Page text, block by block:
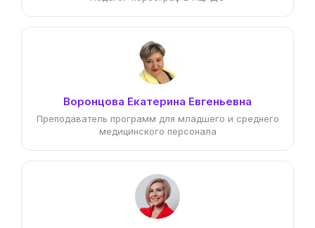
Воронцова Екатерина Евгеньевна
Преподаватель программ для младшего и среднего
медицинского персонала